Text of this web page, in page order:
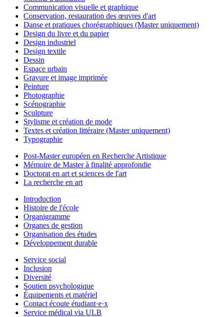
Communication visuelle et graphique
Conservation, restauration des œuvres d'art
Danse et pratiques chorégraphiques (Master uniquement)
Design du livre et du papier
Design industriel
Design textile
Dessin
Espace urbain
Gravure et image imprimée
Peinture
Photographie
Scénographie
Sculpture
Stylisme et création de mode
Textes et création littéraire (Master uniquement)
Typographie
Post-Master européen en Recherche Artistique
Mémoire de Master à finalité approfondie
Doctorat en art et sciences de l'art
La recherche en art
Introduction
Histoire de l'école
Organigramme
Organes de gestion
Organisation des études
Développement durable
Service social
Inclusion
Diversité
Soutien psychologique
Équipements et matériel
Contact écoute étudiant·e·x
Service médical via ULB